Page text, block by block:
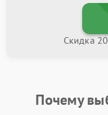
Скидка
Почему